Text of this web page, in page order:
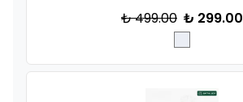
₺ 499.00 ₺ 299.00